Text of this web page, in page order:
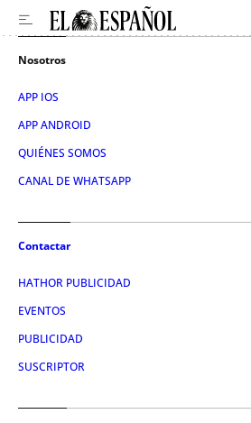
Nosotros
APP IOS
APP ANDROID
QUIÉNES SOMOS
CANAL DE WHATSAPP
Contactar
HATHOR PUBLICIDAD
EVENTOS
PUBLICIDAD
SUSCRIPTOR